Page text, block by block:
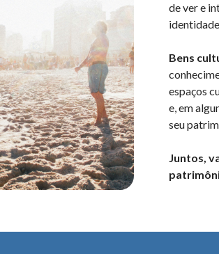
de ver e
Bens
espaços
e, em
seu
Juntos,